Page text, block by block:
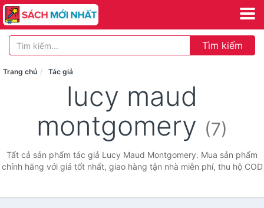
Tìm kiếm
Trang chủ Tác giả
lucy maud
montgomery (7)
Tất cả sản phẩm tác giả Lucy Maud Montgomery. Mua sản phẩm
chính hãng với giá tốt nhất, giao hàng tận nhà miễn phí, thu hộ COD